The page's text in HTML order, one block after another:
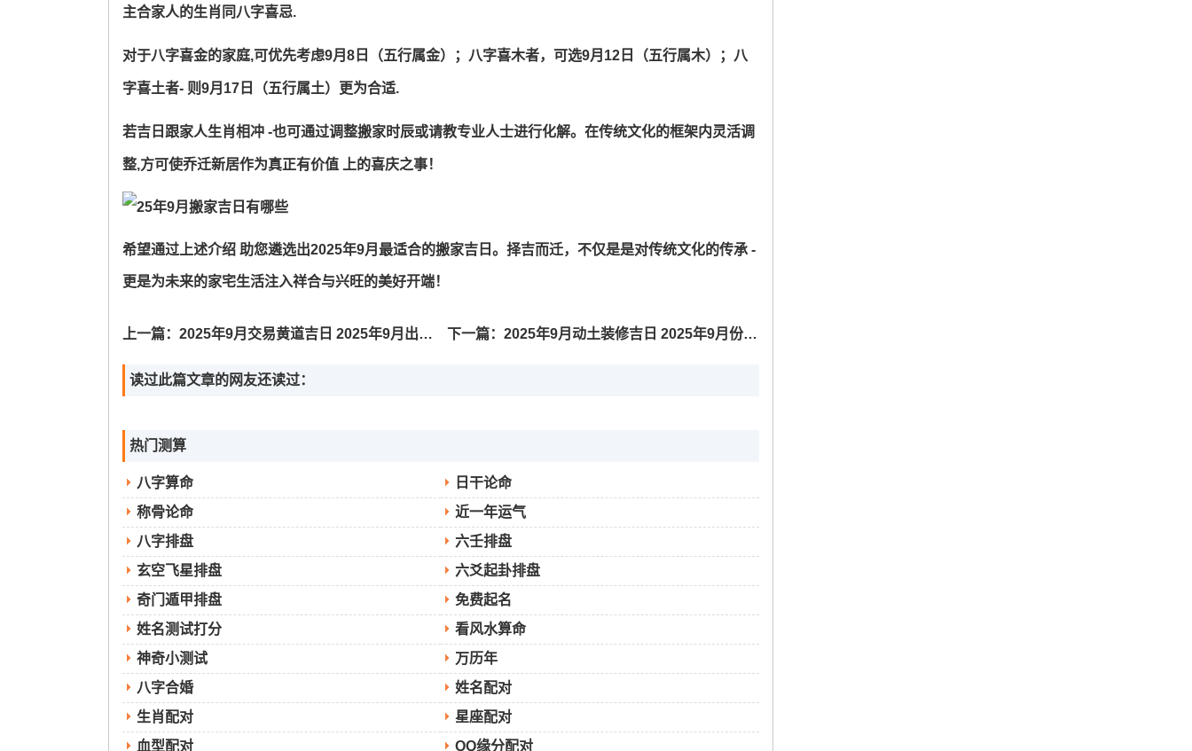
主合家人的生肖同八字喜忌.
对于八字喜金的家庭,可优先考虑9月8日（五行属金）；八字喜木者，可选9月12日（五行属木）；八
字喜土者- 则9月17日（五行属土）更为合适.
若吉日跟家人生肖相冲 -也可通过调整搬家时辰或请教专业人士进行化解。在传统文化的框架内灵活调
整,方可使乔迁新居作为真正有价值 上的喜庆之事！
希望通过上述介绍 助您遴选出2025年9月最适合的搬家吉日。择吉而迁，不仅是是对传统文化的传承 -
更是为未来的家宅生活注入祥合与兴旺的美好开端！
上一篇： 2025年9月交易黄道吉日 2025年9月出货交易吉日 下一篇：2025年9月动土装修吉日 2025年9月份装修动土黄道吉日
读过此篇文章的网友还读过：
热门测算
八字算命
日干论命
称骨论命
近一年运气
八字排盘
六壬排盘
玄空飞星排盘
六爻起卦排盘
奇门遁甲排盘
免费起名
姓名测试打分
看风水算命
神奇小测试
万历年
八字合婚
姓名配对
生肖配对
星座配对
血型配对
QQ缘分配对